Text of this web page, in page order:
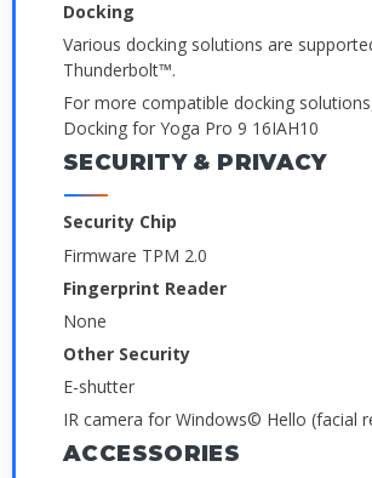
Docking
Various docking solutions are
Thunderbolt™.
For more compatible docking
Docking for Yoga Pro 9 16IAH10
SECURITY & PRIVACY
Security Chip
Firmware TPM 2.0
Fingerprint Reader
None
Other Security
E-shutter
IR camera for Windows© Hello (facial
ACCESSORIES